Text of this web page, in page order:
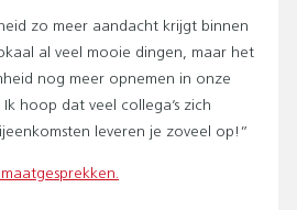
zo meer aandacht krijgt binnen
al veel mooie dingen, maar het
nog meer opnemen in onze
hoop dat veel collega’s zich
leveren je zoveel op!”